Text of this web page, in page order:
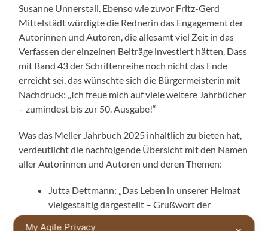
Susanne Unnerstall. Ebenso wie zuvor Fritz-Gerd
Mittelstädt würdigte die Rednerin das Engagement der
Autorinnen und Autoren, die allesamt viel Zeit in das
Verfassen der einzelnen Beiträge investiert hätten. Dass
mit Band 43 der Schriftenreihe noch nicht das Ende
erreicht sei, das wünschte sich die Bürgermeisterin mit
Nachdruck: „Ich freue mich auf viele weitere Jahrbücher
– zumindest bis zur 50. Ausgabe!“
Was das Meller Jahrbuch 2025 inhaltlich zu bieten hat,
verdeutlicht die nachfolgende Übersicht mit den Namen
aller Autorinnen und Autoren und deren Themen:
Jutta Dettmann: „Das Leben in unserer Heimat
vielgestaltig dargestellt – Grußwort der
Bürgermeisterin
My Agile Privacy